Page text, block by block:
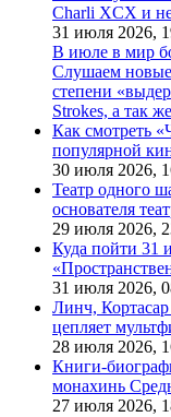
Charli XCX и
31 июля 2026,
В июле в мир
Слушаем новые
степени
Strokes, а так
Как смотреть
популярной
30 июля 2026,
Театр одного
основателя
29 июля 2026,
Куда пойти 31
31 июля 2026,
Линч,
цепляет
28 июля 2026,
Книги-
монахинь
27 июля 2026,